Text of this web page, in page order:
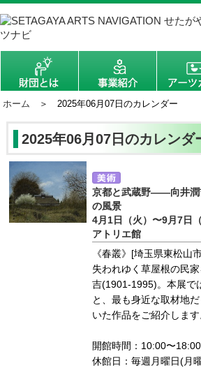
ホーム ＞ 2025年06月07日のカレンダー
2025年06月07日のカレンダ
京都と武蔵野――向井潤
の風景
4月1日（火）〜9月7
アトリエ館
《春叢》[埼玉県東松山
失われゆく草屋根の民
吉(1901-1995)。本展で
と、最も身近な取材地
いた作品をご紹介します
開館時間：10:00〜
休館日：毎週月曜日(月